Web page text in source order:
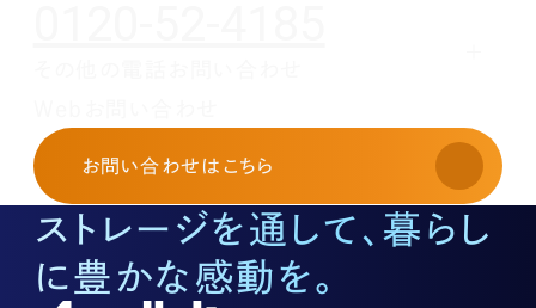
お申し込み・お問い合わせ
03-3526-8568
土地活用に関するお問い合わせ
03-3526-8574
底地に関するお問い合わせ
03-3526-8572
株式に関するお問い合わせ
03-3526-8556
お問い合わせ はこちら
ストレージを通して、暮らし
に豊かな感動を。